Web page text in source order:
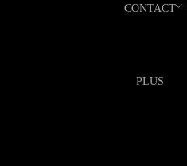
CONTACT
PLUS